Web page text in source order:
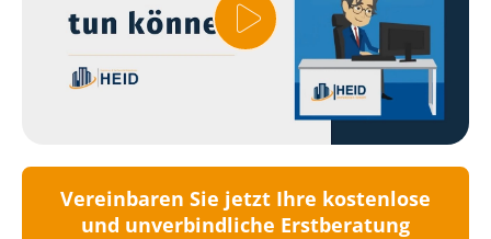
Vereinbaren Sie jetzt Ihre kostenlose
und unverbindliche Erstberatung